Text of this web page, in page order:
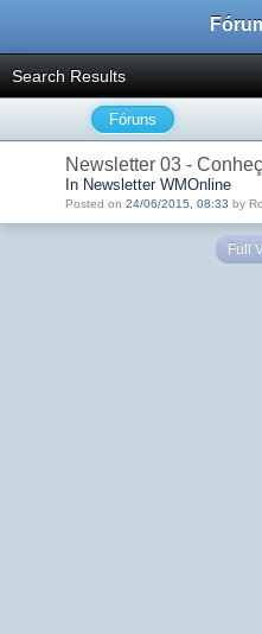
Search Results
Fóruns
Newsletter 03 -
In Newsletter WMOnline
Posted on 24/06/2015, 08:33 by
Full